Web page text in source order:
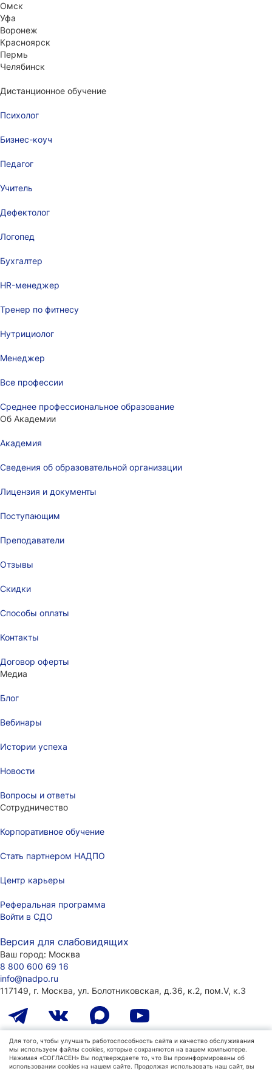
Для того, чтобы улучшать работоспособность сайта и качество обслуживания
мы используем файлы cookies, которые сохраняются на вашем компьютере.
Нажимая «СОГЛАСЕН» Вы подтверждаете то, что Вы проинформированы об
использовании cookies на нашем сайте. Продолжая использовать наш сайт, вы
Омск
Уфа
Воронеж
Красноярск
Пермь
Челябинск
Дистанционное обучение
Психолог
Бизнес-коуч
Педагог
Учитель
Дефектолог
Логопед
Бухгалтер
HR-менеджер
Тренер по фитнесу
Нутрициолог
Менеджер
Все профессии
Среднее профессиональное образование
Об Академии
Академия
Сведения об образовательной организации
Лицензия и документы
Поступающим
Преподаватели
Отзывы
Скидки
Способы оплаты
Контакты
Договор оферты
Медиа
Блог
Вебинары
Истории успеха
Новости
Вопросы и ответы
Сотрудничество
Корпоративное обучение
Стать партнером НАДПО
Центр карьеры
Реферальная программа
Войти в СДО
Версия для слабовидящих
Ваш город: Москва
8 800 600 69 16
info@nadpo.ru
117149, г. Москва, ул. Болотниковская, д.36, к.2, пом.V, к.3
Лицензия на образовательную деятельность
№ Л035-01298-77/00181484(ранее присвоенный номер
039872), г. Москва